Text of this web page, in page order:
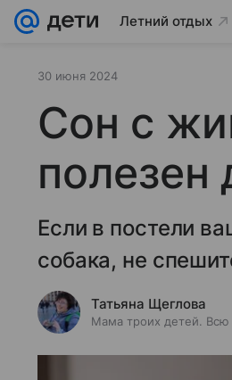
Летний отдых
30 июня 2024
Сон с
полезен
Если в постели
собака, не
Татьяна Щеглова
Мама троих детей.